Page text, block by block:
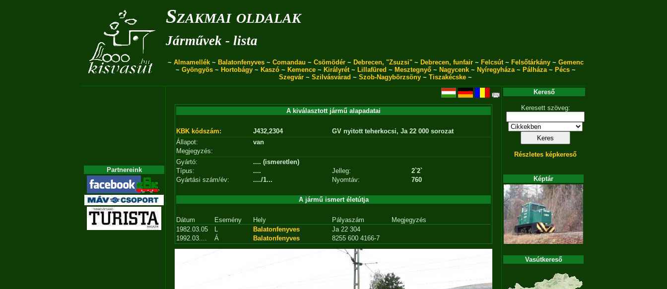
Szakmai oldalak
Járművek - lista
~ Almamellék~ Balatonfenyves~ Comandau ~ Csömödér~ Debrecen, "Zsuzsi"~ Debrecen, funfair~ Felcsút~ Felsőtárkány~ Gemenc
~ Gyöngyös~ Hortobágy~ Kaszó~ Kemence~ Királyrét~ Lillafüred ~ Mesztegnyő~ Nagycenk~ Nyíregyháza~ Pálháza~ Pécs~
Szegvár ~ Szilvásvárad ~ Szob-Nagybörzsöny ~ Tiszakécske ~
Partnereink
A kiválasztott jármű alapadatai
KBK kódszám: J432,2304
GV nyitott teherkocsi, Ja 22 000 sorozat
Állapot:
van
Megjegyzés:
Gyártó:
.... (ismeretlen)
Típus:
.... Jelleg:
2`2`
Gyártási szám/év:
..../1... Nyomtáv: 760
A jármű ismert életútja
Dátum Esemény Hely Pályaszám
Megjegyzés
1982.03.05
L Balatonfenyves
Ja 22 304
1992.03....
Á Balatonfenyves 8255 600 4166-7
Kereső
Keresett szöveg:
Részletes képkereső
Képtár
Vasútkereső